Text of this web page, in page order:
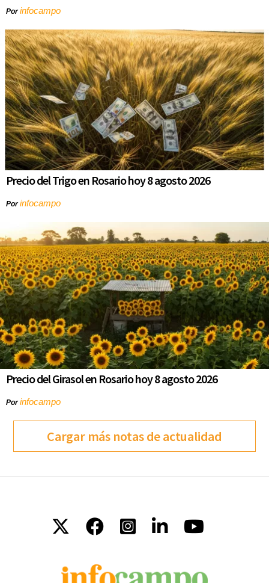
Porinfocampo
Precio del Trigo en Rosario hoy 8 agosto 2026
Porinfocampo
Precio del Girasol en Rosario hoy 8 agosto 2026
Porinfocampo
Cargar más notas de actualidad